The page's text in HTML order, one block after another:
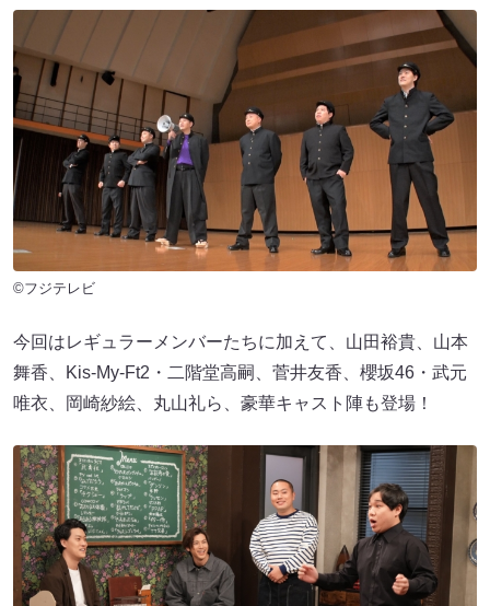
©フジテレビ
今回はレギュラーメンバーたちに加えて、山田裕貴、山本
舞香、Kis-My-Ft2・二階堂高嗣、菅井友香、櫻坂46・武元
唯衣、岡崎紗絵、丸山礼ら、豪華キャスト陣も登場！